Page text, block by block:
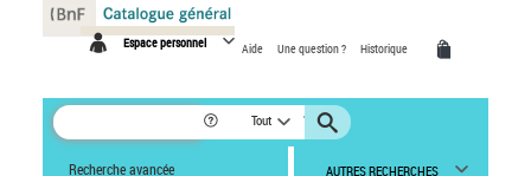
Espace personnel Aide Une question ? Historique
Tout
Recherche avancée AUTRES RECHERCHES
Panneau de gestion des cookies